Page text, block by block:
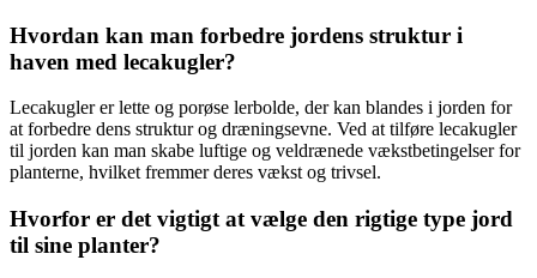
Hvordan kan man forbedre jordens struktur i
haven med lecakugler?
Lecakugler er lette og porøse lerbolde, der kan blandes i jorden for
at forbedre dens struktur og dræningsevne. Ved at tilføre lecakugler
til jorden kan man skabe luftige og veldrænede vækstbetingelser for
planterne, hvilket fremmer deres vækst og trivsel.
Hvorfor er det vigtigt at vælge den rigtige type jord
til sine planter?